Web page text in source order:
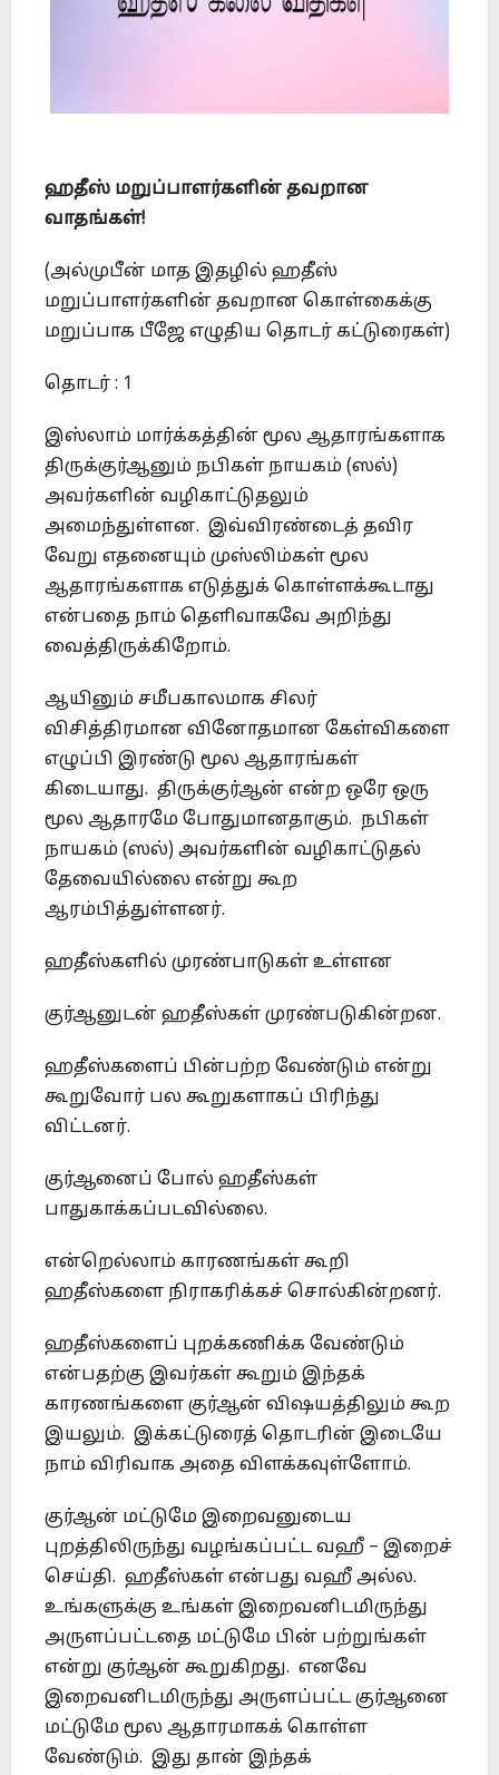
ஹதீஸ் மறுப்பாளர்களின் தவறான
வாதங்கள்!
(அல்முபீன் மாத இதழில் ஹதீஸ்
மறுப்பாளர்களின் தவறான கொள்கைக்கு
மறுப்பாக பீஜே எழுதிய தொடர் கட்டுரைகள்)
தொடர் : 1
இஸ்லாம் மார்க்கத்தின் மூல ஆதாரங்களாக
திருக்குர்ஆனும் நபிகள் நாயகம் (ஸல்)
அவர்களின் வழிகாட்டுதலும்
அமைந்துள்ளன. இவ்விரண்டைத் தவிர
வேறு எதனையும் முஸ்லிம்கள் மூல
ஆதாரங்களாக எடுத்துக் கொள்ளக்கூடாது
என்பதை நாம் தெளிவாகவே அறிந்து
வைத்திருக்கிறோம்.
ஆயினும் சமீபகாலமாக சிலர்
விசித்திரமான வினோதமான கேள்விகளை
எழுப்பி இரண்டு மூல ஆதாரங்கள்
கிடையாது. திருக்குர்ஆன் என்ற ஒரே ஒரு
மூல ஆதாரமே போதுமானதாகும். நபிகள்
நாயகம் (ஸல்) அவர்களின் வழிகாட்டுதல்
தேவையில்லை என்று கூற
ஆரம்பித்துள்ளனர்.
ஹதீஸ்களில் முரண்பாடுகள் உள்ளன
குர்ஆனுடன் ஹதீஸ்கள் முரண்படுகின்றன.
ஹதீஸ்களைப் பின்பற்ற வேண்டும் என்று
கூறுவோர் பல கூறுகளாகப் பிரிந்து
விட்டனர்.
குர்ஆனைப் போல் ஹதீஸ்கள்
பாதுகாக்கப்படவில்லை.
என்றெல்லாம் காரணங்கள் கூறி
ஹதீஸ்களை நிராகரிக்கச் சொல்கின்றனர்.
ஹதீஸ்களைப் புறக்கணிக்க வேண்டும்
என்பதற்கு இவர்கள் கூறும் இந்தக்
காரணங்களை குர்ஆன் விஷயத்திலும் கூற
இயலும். இக்கட்டுரைத் தொடரின் இடையே
நாம் விரிவாக அதை விளக்கவுள்ளோம்.
குர்ஆன் மட்டுமே இறைவனுடைய
புறத்திலிருந்து வழங்கப்பட்ட வஹீ – இறைச்
செய்தி. ஹதீஸ்கள் என்பது வஹீ அல்ல.
உங்களுக்கு உங்கள் இறைவனிடமிருந்து
அருளப்பட்டதை மட்டுமே பின் பற்றுங்கள்
என்று குர்ஆன் கூறுகிறது. எனவே
இறைவனிடமிருந்து அருளப்பட்ட குர்ஆனை
மட்டுமே மூல ஆதாரமாகக் கொள்ள
வேண்டும். இது தான் இந்தக்